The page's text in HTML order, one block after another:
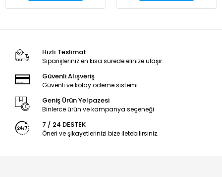
Hızlı Teslimat
Siparişleriniz en kısa sürede elinize ulaşır.
Güvenli Alışveriş
Güvenli ve kolay ödeme sistemi
Geniş Ürün Yelpazesi
Binlerce ürün ve kampanya seçeneği
7 / 24 DESTEK
Öneri ve şikayetlerinizi bize iletebilirsiniz.